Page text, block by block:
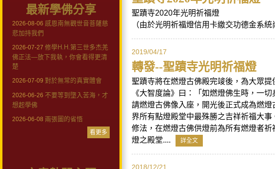
最新學佛分享
2026-08-06 感恩南無觀世音菩薩慈
悲加持我們
2026-07-27 修學H.H.第三世多杰羌
佛正法—放下我執，你會看得更清
楚
2026-07-09 對於無常的真實體會
2026-06-26 不要等到墮入苦海，才
想起學佛
2026-06-08 兩張圖的省悟
看更多
聖蹟寺2020年光明祈福燈
（由於光明祈福燈信用卡繳交功德金系
2019/04/17
轉發--聖蹟寺光明祈福燈
聖蹟寺將在燃燈古佛殿完竣後，為大眾提
《大智度論》曰：「如燃燈佛生時，一
請燃燈古佛像入座，開光後正式成為燃
界所有點燈殿堂中最殊勝之吉祥祈福大
修法，在燃燈古佛供燈前為所有燃燈者
燈之殿堂....
詳全文
2018/12/21